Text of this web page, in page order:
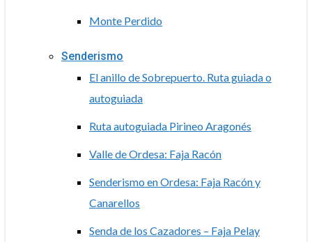
Monte Perdido
Senderismo
El anillo de Sobrepuerto. Ruta guiada o
autoguiada
Ruta autoguiada Pirineo Aragonés
Valle de Ordesa: Faja Racón
Senderismo en Ordesa: Faja Racón y
Canarellos
Senda de los Cazadores – Faja Pelay